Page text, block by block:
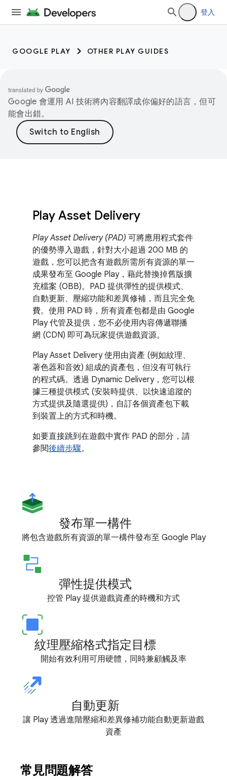
登入
GOOGLE PLAY OTHER PLAY GUIDES
Google 會運用 AI 技術將內容翻譯成你偏好的語言，但可
能會出錯。
Play Asset Delivery
Play Asset Delivery (PAD) 可將應用程式套件
的優勢導入遊戲，針對大小超過 200 MB 的
遊戲，您可以把含有遊戲所需所有資源的單一
成果發布至 Google Play，藉此替換掉舊版擴
充檔案 (OBB)。PAD 提供彈性的提供模式、
自動更新、壓縮功能和差異修補，而且完全免
費。使用 PAD 時，所有資產包都是由 Google
Play 代管及提供，您不必使用內容傳遞聯播
網 (CDN) 即可為玩家提供遊戲資源。
Play Asset Delivery 使用由資產 (例如紋理、
著色器和音效) 組成的資產包，但沒有可執行
的程式碼。透過 Dynamic Delivery，您可以根
據三種提供模式 (安裝時提供、以快速追蹤的
方式提供及隨選提供)，自訂各個資產包下載
到裝置上的方式和時機。
如要直接跳到在遊戲中實作 PAD 的部分，請
參閱後續步驟。
發布單一構件
將包含遊戲所有資源的單一構件發布至 Google Play
彈性提供模式
控管 Play 提供遊戲資產的時機和方式
紋理壓縮格式指定目標
開始有效利用可用硬體，同時兼顧觸及率
自動更新
讓 Play 透過進階壓縮和差異修補功能自動更新遊戲
資產
常見問題解答